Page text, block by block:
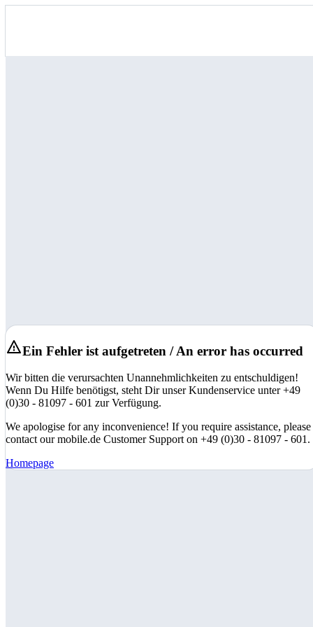
Ein Fehler ist aufgetreten / An error has occurred
Wir bitten die verursachten Unannehmlichkeiten zu entschuldigen!
Wenn Du Hilfe benötigst, steht Dir unser Kundenservice unter +49
(0)30 - 81097 - 601 zur Verfügung.
We apologise for any inconvenience! If you require assistance, please
contact our mobile.de Customer Support on +49 (0)30 - 81097 - 601.
Homepage